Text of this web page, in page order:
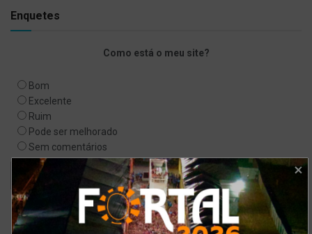
Enquetes
Como está o meu site?
Bom
Excelente
Ruim
Pode ser melhorado
Sem comentários
Ver resultados